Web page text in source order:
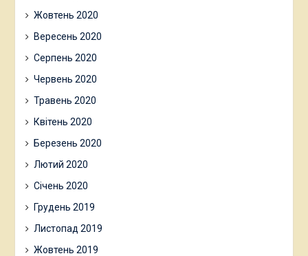
Жовтень 2020
Вересень 2020
Серпень 2020
Червень 2020
Травень 2020
Квітень 2020
Березень 2020
Лютий 2020
Січень 2020
Грудень 2019
Листопад 2019
Жовтень 2019